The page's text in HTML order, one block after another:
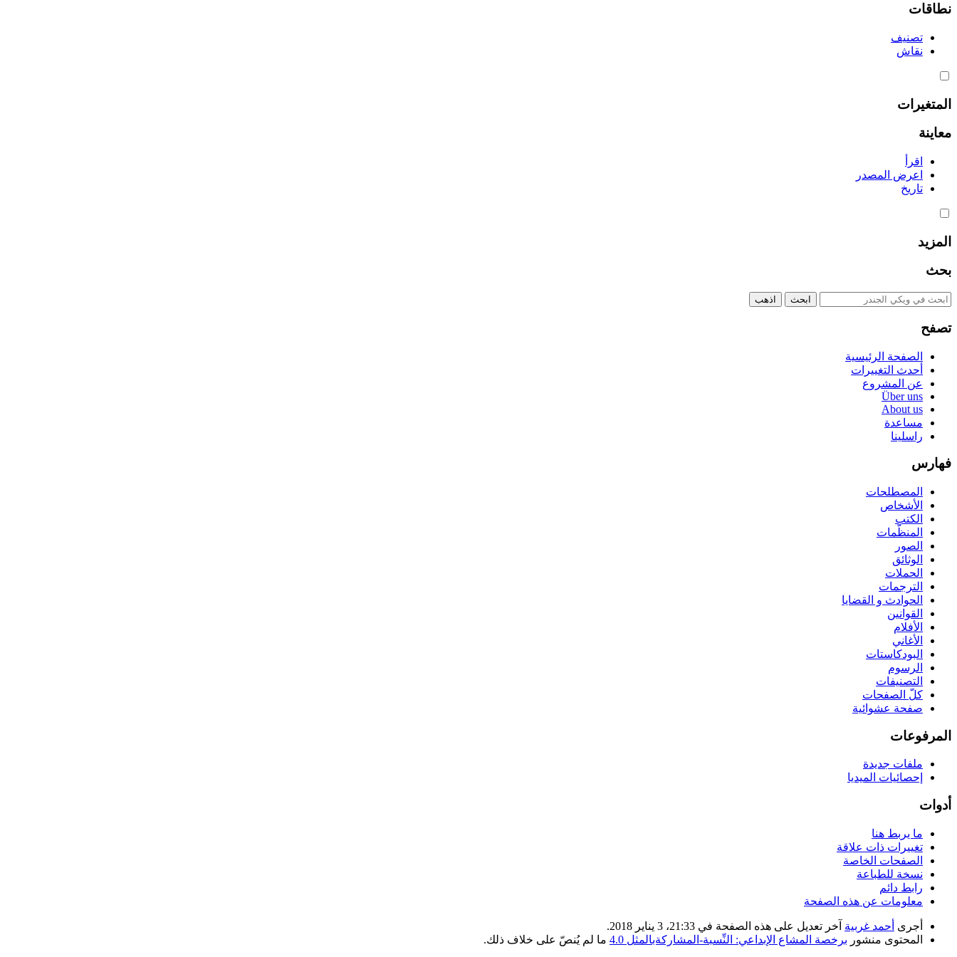
نطاقات
تصنيف
نقاش
المتغيرات
معاينة
اقرأ
اعرض المصدر
تاريخ
المزيد
بحث
تصفح
الصفحة الرئيسية
أحدث التغييرات
عن المشروع
Über uns
About us
مساعدة
راسلينا
فهارس
المصطلحات
الأشخاص
الكتب
المنظّمات
الصور
الوثائق
الحملات
الترجمات
الحوادث و القضايا
القوانين
الأفلام
الأغاني
البودكاستات
الرسوم
التصنيفات
كلّ الصفحات
صفحة عشوائية
المرفوعات
ملفات جديدة
إحصائيات الميديا
أدوات
ما يربط هنا
تغييرات ذات علاقة
الصفحات الخاصة
نسخة للطباعة
رابط دائم
معلومات عن هذه الصفحة
أجرى أحمد غربية آخر تعديل على هذه الصفحة في 21:33، 3 يناير 2018.
المحتوى منشور برخصة المشاع الإبداعي: النِّسبة-المشاركةبالمثل 4.0 ما لم يُنصّ على خلاف ذلك.